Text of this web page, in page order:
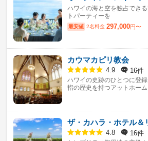
ハワイの海と空を独占でき
トパーティーを
最安値 2名料金 297,000円〜
カウマカピリ教会
4.9 16件
ハワイの史跡のひとつに登
指の歴史を持つアットホー
ザ・カハラ・ホテル＆
4.8 16件